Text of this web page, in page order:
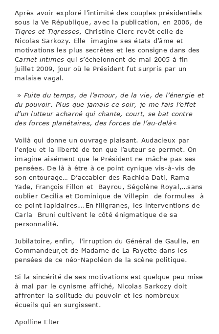
Après avoir exploré l’intimité des couples présidentiels
sous la Ve République, avec la publication, en 2006, de
Tigres et Tigresses, Christine Clerc revêt celle de
Nicolas Sarkozy. Elle imagine ses états d’âme et
motivations les plus secrètes et les consigne dans des
Carnet intimes qui s’échelonnent de mai 2005 à fin
juillet 2009, jour où le Président fut surpris par un
malaise vagal.
» Fuite du temps, de l’amour, de la vie, de l’énergie et
du pouvoir. Plus que jamais ce soir, je me fais l’effet
d’un lutteur acharné qui chante, court, se bat contre
des forces planétaires, des forces de l’au-delà«
Voilà qui donne un ouvrage plaisant. Audacieux par
l’enjeu et la liberté de ton que l’auteur se permet. On
imagine aisément que le Président ne mâche pas ses
pensées. De là à être à ce point cynique vis-à-vis de
son entourage… D’accabler des Rachida Dati, Rama
Yade, François Fillon et Bayrou, Ségolène Royal,…sans
oublier Cecilia et Dominique de Villepin de formules à
ce point lapidaires….En filigranes, les interventions de
Carla Bruni cultivent le côté énigmatique de sa
personnalité.
Jubilatoire, enfin, l’irruption du Général de Gaulle, en
Commandeur,et de Madame de La Fayette dans les
pensées de ce néo-Napoléon de la scène politique.
Si la sincérité de ses motivations est quelque peu mise
à mal par le cynisme affiché, Nicolas Sarkozy doit
affronter la solitude du pouvoir et les nombreux
écueils qui en surgissent.
Apolline Elter